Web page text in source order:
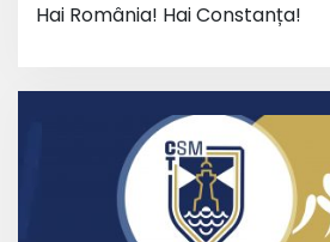
Hai România! Hai Constanța!